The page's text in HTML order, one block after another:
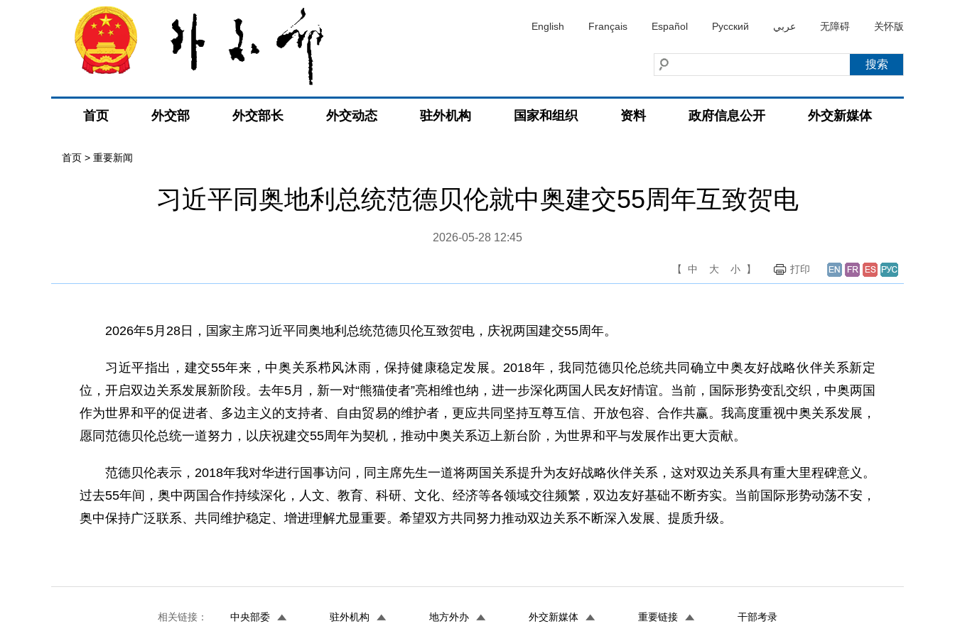
English Français Español Русский عربي 无障碍 关怀版
首页 外交部 外交部长 外交动态 驻外机构 国家和组织 资料 政府信息公开 外交新媒体
首页 > 重要新闻
习近平同奥地利总统范德贝伦就中奥建交55周年互致贺电
2026-05-28 12:45
【 中 大 小 】 打印
2026年5月28日，国家主席习近平同奥地利总统范德贝伦互致贺电，庆祝两国建交55周年。
习近平指出，建交55年来，中奥关系栉风沐雨，保持健康稳定发展。2018年，我同范德贝伦总统共同确立中奥友好战略伙伴关系新定
位，开启双边关系发展新阶段。去年5月，新一对“熊猫使者”亮相维也纳，进一步深化两国人民友好情谊。当前，国际形势变乱交织，中奥两国
作为世界和平的促进者、多边主义的支持者、自由贸易的维护者，更应共同坚持互尊互信、开放包容、合作共赢。我高度重视中奥关系发展，
愿同范德贝伦总统一道努力，以庆祝建交55周年为契机，推动中奥关系迈上新台阶，为世界和平与发展作出更大贡献。
范德贝伦表示，2018年我对华进行国事访问，同主席先生一道将两国关系提升为友好战略伙伴关系，这对双边关系具有重大里程碑意义。
过去55年间，奥中两国合作持续深化，人文、教育、科研、文化、经济等各领域交往频繁，双边友好基础不断夯实。当前国际形势动荡不安，
奥中保持广泛联系、共同维护稳定、增进理解尤显重要。希望双方共同努力推动双边关系不断深入发展、提质升级。
相关链接： 中央部委 驻外机构 地方外办 外交新媒体 重要链接 干部考录